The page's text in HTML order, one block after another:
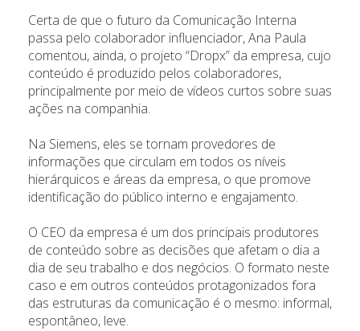
Certa de que o futuro da Comunicação Interna
passa pelo colaborador influenciador, Ana Paula
comentou, ainda, o projeto “Dropx” da empresa, cujo
conteúdo é produzido pelos colaboradores,
principalmente por meio de vídeos curtos sobre suas
ações na companhia.
Na Siemens, eles se tornam provedores de
informações que circulam em todos os níveis
hierárquicos e áreas da empresa, o que promove
identificação do público interno e engajamento.
O CEO da empresa é um dos principais produtores
de conteúdo sobre as decisões que afetam o dia a
dia de seu trabalho e dos negócios. O formato neste
caso e em outros conteúdos protagonizados fora
das estruturas da comunicação é o mesmo: informal,
espontâneo, leve.